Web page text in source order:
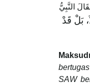
النَّبِيُّ
بَلْ قَدْ
SAW